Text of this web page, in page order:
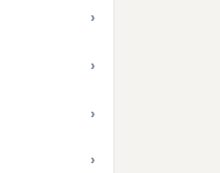
›
›
›
›